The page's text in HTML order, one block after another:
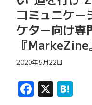
コミュニケー
ケター向け専
『
2020年5月22日
X